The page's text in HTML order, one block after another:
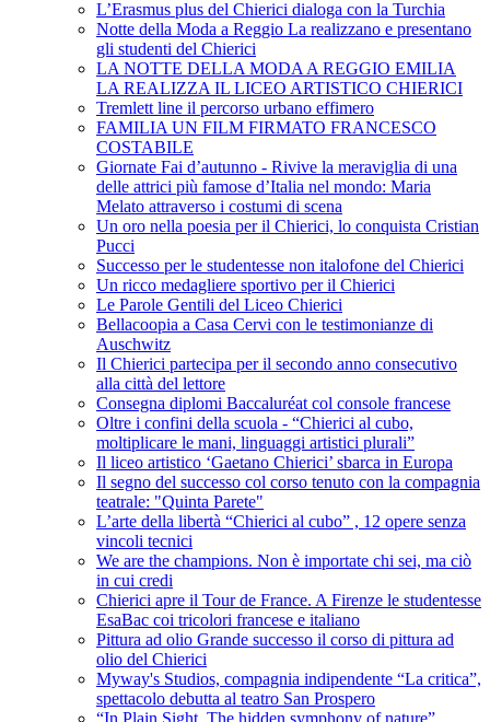
L’Erasmus plus del Chierici dialoga con la Turchia
Notte della Moda a Reggio La realizzano e presentano
gli studenti del Chierici
LA NOTTE DELLA MODA A REGGIO EMILIA
LA REALIZZA IL LICEO ARTISTICO CHIERICI
Tremlett line il percorso urbano effimero
FAMILIA UN FILM FIRMATO FRANCESCO
COSTABILE
Giornate Fai d’autunno - Rivive la meraviglia di una
delle attrici più famose d’Italia nel mondo: Maria
Melato attraverso i costumi di scena
Un oro nella poesia per il Chierici, lo conquista Cristian
Pucci
Successo per le studentesse non italofone del Chierici
Un ricco medagliere sportivo per il Chierici
Le Parole Gentili del Liceo Chierici
Bellacoopia a Casa Cervi con le testimonianze di
Auschwitz
Il Chierici partecipa per il secondo anno consecutivo
alla città del lettore
Consegna diplomi Baccaluréat col console francese
Oltre i confini della scuola - “Chierici al cubo,
moltiplicare le mani, linguaggi artistici plurali”
Il liceo artistico ‘Gaetano Chierici’ sbarca in Europa
Il segno del successo col corso tenuto con la compagnia
teatrale: "Quinta Parete"
L’arte della libertà “Chierici al cubo” , 12 opere senza
vincoli tecnici
We are the champions. Non è importate chi sei, ma ciò
in cui credi
Chierici apre il Tour de France. A Firenze le studentesse
EsaBac coi tricolori francese e italiano
Pittura ad olio Grande successo il corso di pittura ad
olio del Chierici
Myway's Studios, compagnia indipendente “La critica”,
spettacolo debutta al teatro San Prospero